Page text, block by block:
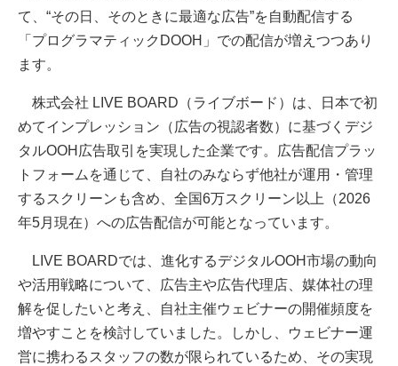
て、“その日、そのときに最適な広告”を自動配信する
「プログラマティックDOOH」での配信が増えつつあり
ます。
株式会社 LIVE BOARD（ライブボード）は、日本で初
めてインプレッション（広告の視認者数）に基づくデジ
タルOOH広告取引を実現した企業です。広告配信プラッ
トフォームを通じて、自社のみならず他社が運用・管理
するスクリーンも含め、全国6万スクリーン以上（2026
年5月現在）への広告配信が可能となっています。
LIVE BOARDでは、進化するデジタルOOH市場の動向
や活用戦略について、広告主や広告代理店、媒体社の理
解を促したいと考え、自社主催ウェビナーの開催頻度を
増やすことを検討していました。しかし、ウェビナー運
営に携わるスタッフの数が限られているため、その実現